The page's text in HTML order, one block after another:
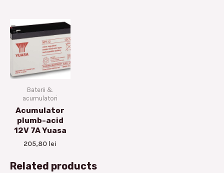
Baterii &
acumulatori
Acumulator
plumb-acid
12V 7A Yuasa
205,80 lei
Related products